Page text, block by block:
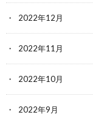
2022年12月
2022年11月
2022年10月
2022年9月